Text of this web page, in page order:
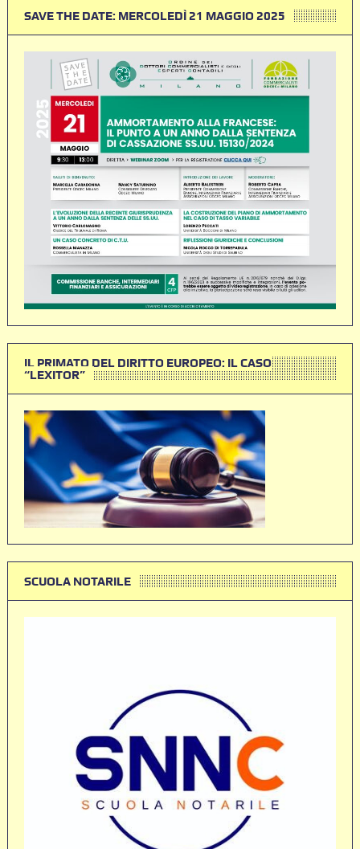
SAVE THE DATE: MERCOLEDÌ 21 MAGGIO 2025
IL PRIMATO DEL DIRITTO EUROPEO: IL CASO
“LEXITOR”
SCUOLA NOTARILE